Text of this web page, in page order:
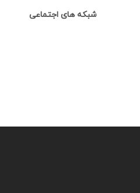
شبکه های اجتماعی